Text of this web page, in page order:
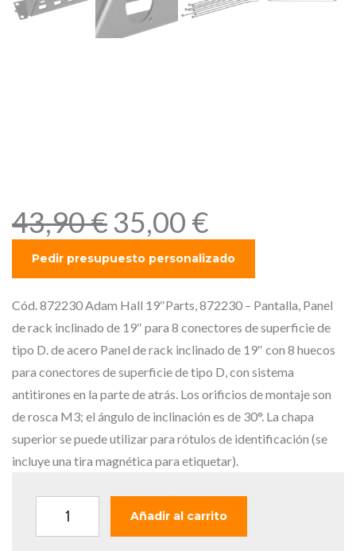
43,90€E
l
p
r
e
c
i
o
o
r
i
g
i
a
35,00 €E
l
p
r
e
c
i
o
a
c
t
u
a
l
e
Cód. 872230 Adam Hall 19″Parts, 872230 – Pantalla, Panel
de rack inclinado de 19″ para 8 conectores de superficie de
tipo D. de acero Panel de rack inclinado de 19″ con 8 huecos
para conectores de superficie de tipo D, con sistema
antitirones en la parte de atrás. Los orificios de montaje son
de rosca M3; el ángulo de inclinación es de 30°. La chapa
superior se puede utilizar para rótulos de identificación (se
incluye una tira magnética para etiquetar).
Añadir al carrito